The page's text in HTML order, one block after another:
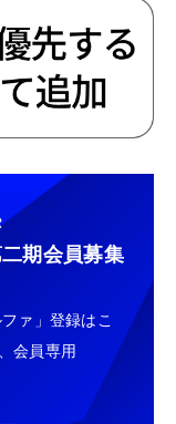
期会員募集
ァ」登録はこ
会員専用